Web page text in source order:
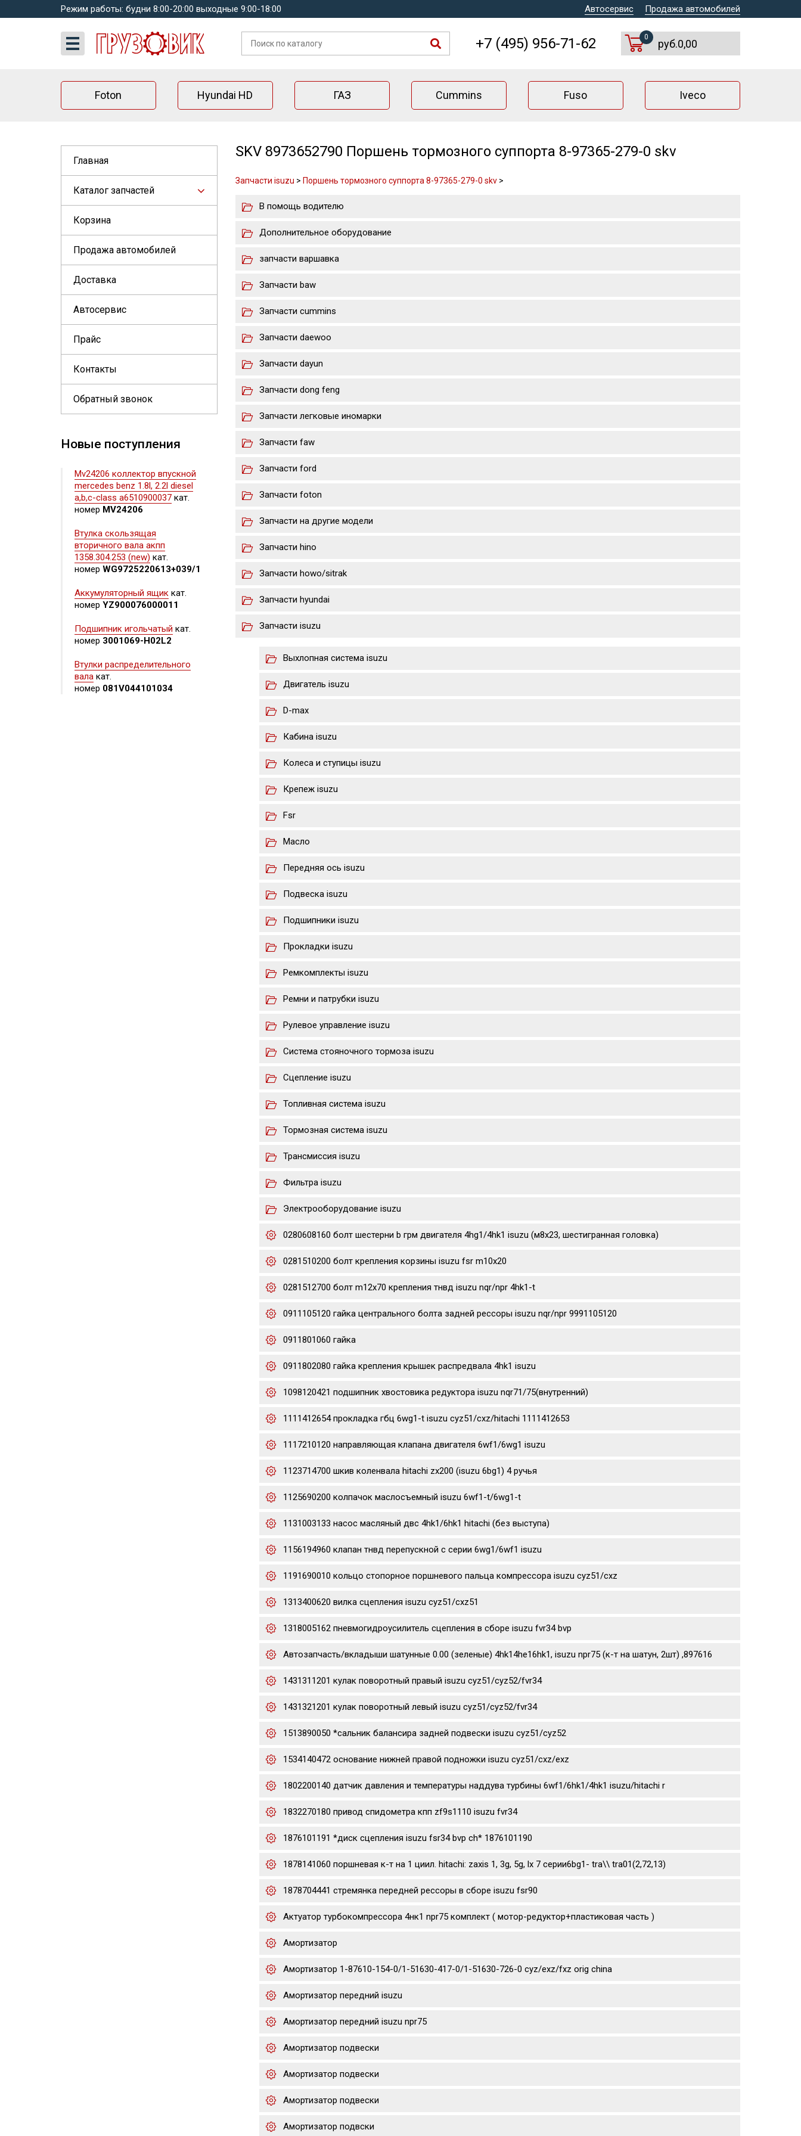
Режим работы: будни 8:00-20:00 выходные 9:00-18:00 Автосервис Продажа автомобилей
+7 (495) 956-71-62 0
руб.0,00
Foton Hyundai HD ГАЗ Cummins Fuso Iveco
Главная
Каталог запчастей
Корзина
Продажа автомобилей
Доставка
Автосервис
Прайс
Контакты
Обратный звонок
Новые поступления
Mv24206 коллектор впускной
mercedes benz 1.8l, 2.2l diesel
a,b,c-class a6510900037 кат.
номер MV24206
Втулка скользящая
вторичного вала акпп
1358.304.253 (new) кат.
номер WG9725220613+039/1
Аккумуляторный ящик кат.
номер YZ900076000011
Подшипник игольчатый кат.
номер 3001069-H02L2
Втулки распределительного
вала кат.
номер 081V044101034
SKV 8973652790 Поршень тормозного суппорта 8-97365-279-0 skv
Запчасти isuzu > Поршень тормозного суппорта 8-97365-279-0 skv>
В помощь водителю
Дополнительное оборудование
запчасти варшавка
Запчасти baw
Запчасти cummins
Запчасти daewoo
Запчасти dayun
Запчасти dong feng
Запчасти легковые иномарки
Запчасти faw
Запчасти ford
Запчасти foton
Запчасти на другие модели
Запчасти hino
Запчасти howo/sitrak
Запчасти hyundai
Запчасти isuzu
Выхлопная система isuzu
Двигатель isuzu
D-max
Кабина isuzu
Колеса и ступицы isuzu
Крепеж isuzu
Fsr
Масло
Передняя ось isuzu
Подвеска isuzu
Подшипники isuzu
Прокладки isuzu
Ремкомплекты isuzu
Ремни и патрубки isuzu
Рулевое управление isuzu
Система стояночного тормоза isuzu
Сцепление isuzu
Топливная система isuzu
Тормозная система isuzu
Трансмиссия isuzu
Фильтра isuzu
Электрооборудование isuzu
0280608160 болт шестерни b грм двигателя 4hg1/4hk1 isuzu (м8х23, шестигранная головка)
0281510200 болт крепления корзины isuzu fsr m10x20
0281512700 болт m12x70 крепления тнвд isuzu nqr/npr 4hk1-t
0911105120 гайка центрального болта задней рессоры isuzu nqr/npr 9991105120
0911801060 гайка
0911802080 гайка крепления крышек распредвала 4hk1 isuzu
1098120421 подшипник хвостовика редуктора isuzu nqr71/75(внутренний)
1111412654 прокладка гбц 6wg1-t isuzu cyz51/cxz/hitachi 1111412653
1117210120 направляющая клапана двигателя 6wf1/6wg1 isuzu
1123714700 шкив коленвала hitachi zx200 (isuzu 6bg1) 4 ручья
1125690200 колпачок маслосъемный isuzu 6wf1-t/6wg1-t
1131003133 насос масляный двс 4hk1/6hk1 hitachi (без выступа)
1156194960 клапан тнвд перепускной с серии 6wg1/6wf1 isuzu
1191690010 кольцо стопорное поршневого пальца компрессора isuzu cyz51/cxz
1313400620 вилка сцепления isuzu cyz51/cxz51
1318005162 пневмогидроусилитель сцепления в сборе isuzu fvr34 bvp
Автозапчасть/вкладыши шатунные 0.00 (зеленые) 4hk14he16hk1, isuzu npr75 (к-т на шатун, 2шт) ,897616
1431311201 кулак поворотный правый isuzu cyz51/cyz52/fvr34
1431321201 кулак поворотный левый isuzu cyz51/cyz52/fvr34
1513890050 *сальник балансира задней подвески isuzu cyz51/cyz52
1534140472 основание нижней правой подножки isuzu cyz51/cxz/exz
1802200140 датчик давления и температуры наддува турбины 6wf1/6hk1/4hk1 isuzu/hitachi r
1832270180 привод спидометра кпп zf9s1110 isuzu fvr34
1876101191 *диск сцепления isuzu fsr34 bvp ch* 1876101190
1878141060 поршневая к-т на 1 циил. hitachi: zaxis 1, 3g, 5g, lx 7 серии6bg1- tra\\ tra01(2,72,13)
1878704441 стремянка передней рессоры в сборе isuzu fsr90
Актуатор турбокомпрессора 4нк1 npr75 комплект ( мотор-редуктор+пластиковая часть )
Амортизатор
Амортизатор 1-87610-154-0/1-51630-417-0/1-51630-726-0 cyz/exz/fxz orig china
Амортизатор передний isuzu
Амортизатор передний isuzu npr75
Амортизатор подвески
Амортизатор подвески
Амортизатор подвески
Амортизатор подвски